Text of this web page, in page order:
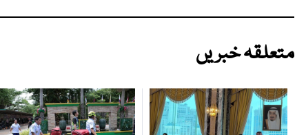
متعلقہ خبریں